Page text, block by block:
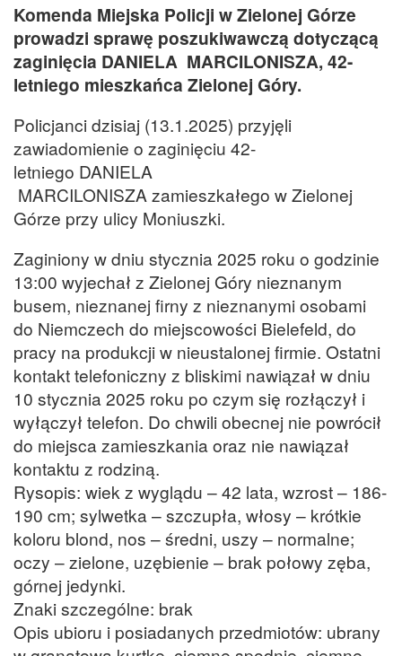
Komenda Miejska Policji w Zielonej Górze
prowadzi sprawę poszukiwawczą dotyczącą
zaginięcia DANIELA MARCILONISZA, 42-
letniego mieszkańca Zielonej Góry.
Policjanci dzisiaj (13.1.2025) przyjęli
zawiadomienie o zaginięciu 42-
letniego DANIELA
MARCILONISZA zamieszkałego w Zielonej
Górze przy ulicy Moniuszki.
Zaginiony w dniu stycznia 2025 roku o godzinie
13:00 wyjechał z Zielonej Góry nieznanym
busem, nieznanej firny z nieznanymi osobami
do Niemczech do miejscowości Bielefeld, do
pracy na produkcji w nieustalonej firmie. Ostatni
kontakt telefoniczny z bliskimi nawiązał w dniu
10 stycznia 2025 roku po czym się rozłączył i
wyłączył telefon. Do chwili obecnej nie powrócił
do miejsca zamieszkania oraz nie nawiązał
kontaktu z rodziną.
Rysopis: wiek z wyglądu – 42 lata, wzrost – 186-
190 cm; sylwetka – szczupła, włosy – krótkie
koloru blond, nos – średni, uszy – normalne;
oczy – zielone, uzębienie – brak połowy zęba,
górnej jedynki.
Znaki szczególne: brak
Opis ubioru i posiadanych przedmiotów: ubrany